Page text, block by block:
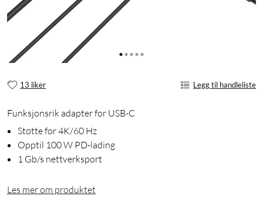
13 liker Legg til handleliste
Funksjonsrik adapter for USB-C
Støtte for 4K/60 Hz
Opptil 100 W PD-lading
1 Gb/s nettverksport
Les mer om produktet